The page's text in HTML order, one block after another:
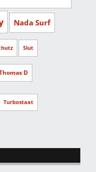
Nada Surf
Slut
D
Turbostaat